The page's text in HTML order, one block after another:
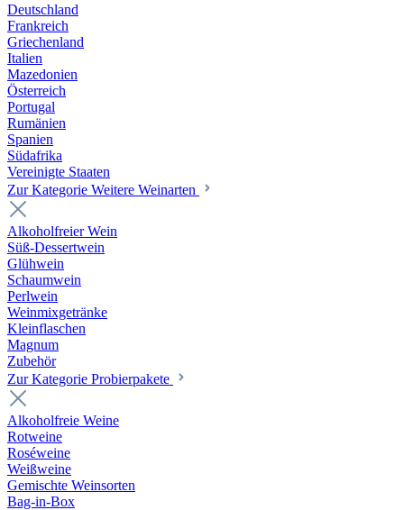
Deutschland
Frankreich
Griechenland
Italien
Mazedonien
Österreich
Portugal
Rumänien
Spanien
Südafrika
Vereinigte Staaten
Zur Kategorie Weitere Weinarten
Alkoholfreier Wein
Süß-Dessertwein
Glühwein
Schaumwein
Perlwein
Weinmixgetränke
Kleinflaschen
Magnum
Zubehör
Zur Kategorie Probierpakete
Alkoholfreie Weine
Rotweine
Roséweine
Weißweine
Gemischte Weinsorten
Bag-in-Box